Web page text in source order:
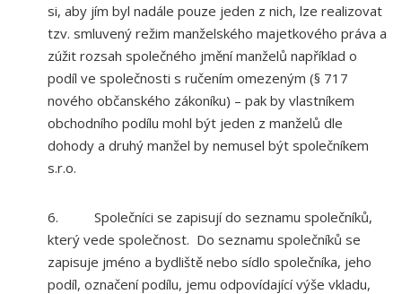
si, aby jím byl nadále pouze jeden z nich, lze realizovat
tzv. smluvený režim manželského majetkového práva a
zúžit rozsah společného jmění manželů například o
podíl ve společnosti s ručením omezeným (§ 717
nového občanského zákoníku) – pak by vlastníkem
obchodního podílu mohl být jeden z manželů dle
dohody a druhý manžel by nemusel být společníkem
s.r.o.
6. Společníci se zapisují do seznamu společníků,
který vede společnost. Do seznamu společníků se
zapisuje jméno a bydliště nebo sídlo společníka, jeho
podíl, označení podílu, jemu odpovídající výše vkladu,